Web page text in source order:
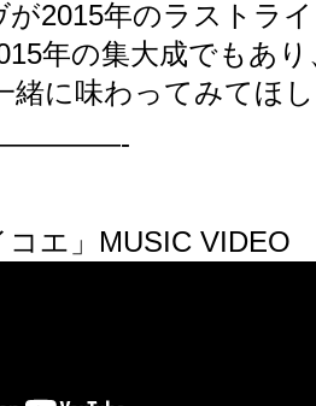
が2015年のラストラ
年の集大成でもあり
緒に味わってみてほ
エ」MUSIC VIDEO